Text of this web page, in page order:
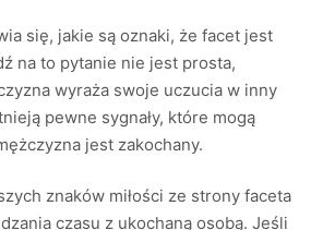
się, jakie są oznaki, że facet jest
na to pytanie nie jest prosta,
wyraża swoje uczucia w inny
pewne sygnały, które mogą
jest zakochany.
znaków miłości ze strony faceta
czasu z ukochaną osobą. Jeśli